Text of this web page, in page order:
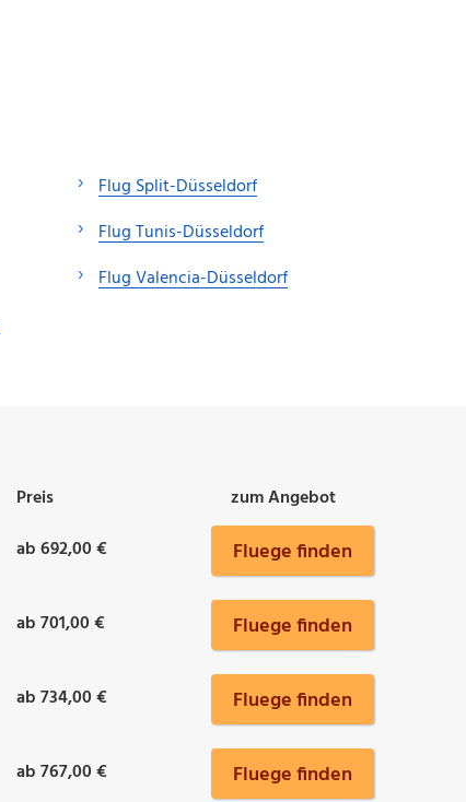
Flug Split-Düsseldorf
Flug Tunis-Düsseldorf
Flug Valencia-Düsseldorf
Preis
zum Angebot
ab 692,00 € Fluege finden
ab 701,00 € Fluege finden
ab 734,00 € Fluege finden
ab 767,00 € Fluege finden